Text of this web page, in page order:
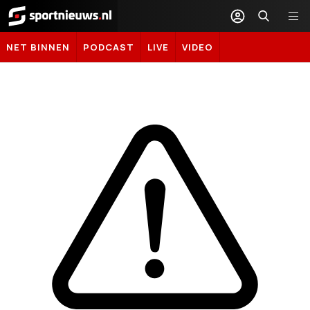
Sportnieuws.nl
NET BINNEN PODCAST LIVE VIDEO